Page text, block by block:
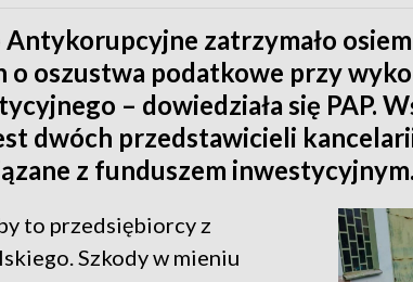
zatrzymało
o oszustwa podatkowe przy
– dowiedziała się PAP.
dwóch przedstawicieli
z funduszem inwestycyjnym.
to przedsiębiorcy z
Szkody w mieniu